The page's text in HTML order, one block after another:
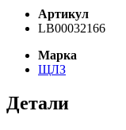
Артикул
LB00032166
Марка
ЩЛЗ
Детали